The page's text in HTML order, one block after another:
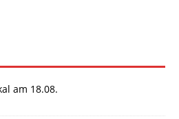
am 18.08.